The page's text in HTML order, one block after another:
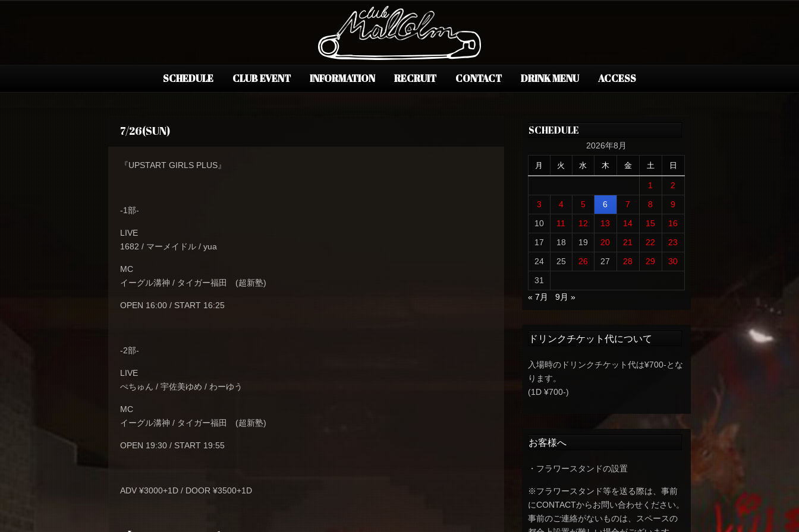
SCHEDULE CLUB EVENT INFORMATION RECRUIT CONTACT DRINK MENU ACCESS
7/26(SUN)
『UPSTART GIRLS PLUS』
-1部-
LIVE
1682 / マーメイドル / yua
MC
イーグル溝神 / タイガー福田 (超新塾)
OPEN 16:00 / START 16:25
-2部-
LIVE
ぺちゅん / 宇佐美ゆめ / わーゆう
MC
イーグル溝神 / タイガー福田 (超新塾)
OPEN 19:30 / START 19:55
ADV ¥3000+1D / DOOR ¥3500+1D
SCHEDULE
2026年8月
月 火 水 木 金 土 日
1
2
3
4 5 6 7 8
9
10
11 12 13 14 15
16
17
18 19 20 21 22
23
24
25 26 27 28 29
30
31
« 7月
9月 »
ドリンクチケット代について
入場時のドリンクチケット代は¥700-とな
ります。
(1D ¥700-)
お客様へ
・フラワースタンドの設置
※フラワースタンド等を送る際は、事前
にCONTACTからお問い合わせください。
事前のご連絡がないものは、スペースの